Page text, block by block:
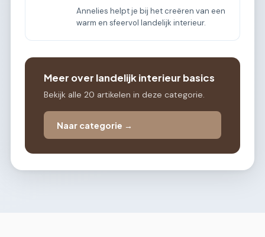
Annelies helpt je bij het creëren van een
warm en sfeervol landelijk interieur.
Meer over landelijk interieur basics
Bekijk alle 20 artikelen in deze categorie.
Naar categorie →